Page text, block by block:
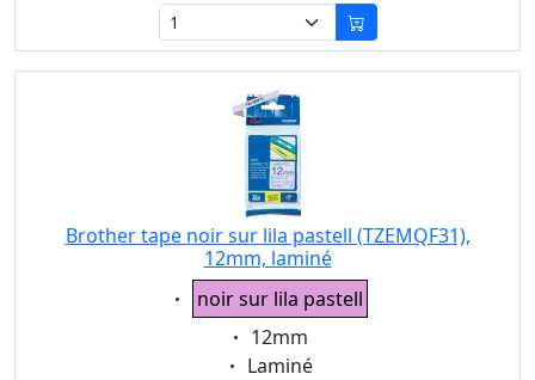
Brother tape noir sur lila pastell (TZEMQF31),
12mm, laminé
Eigenschaft:
noir sur lila pastell
Eigenschaft:
12mm
Eigenschaft:
Laminé